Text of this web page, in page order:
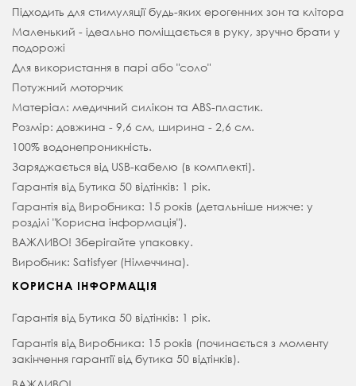
Підходить для стимуляції будь-яких ерогенних зон та клітора
Маленький - ідеально поміщається в руку, зручно брати у
подорожі
Для використання в парі або "соло"
Потужний моторчик
Матеріал: медичний силікон та ABS-пластик.
Розмір: довжина - 9,6 см, ширина - 2,6 см.
100% водонепроникність.
Заряджається від USB-кабелю (в комплекті).
Гарантія від Бутика 50 відтінків: 1 рік.
Гарантія від Виробника: 15 років (детальніше нижче: у
розділі "Корисна інформація").
ВАЖЛИВО! Зберігайте упаковку.
Виробник: Satisfyer (Німеччина).
КОРИСНА ІНФОРМАЦІЯ
Гарантія від Бутика 50 відтінків: 1 рік.
Гарантія від Виробника: 15 років (починається з моменту
закінчення гарантії від бутика 50 відтінків).